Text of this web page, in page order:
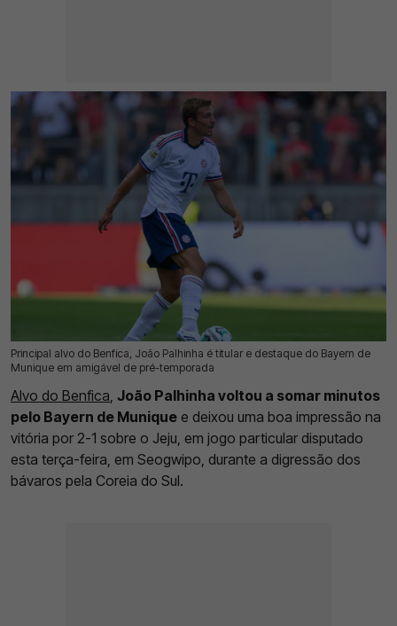
Principal alvo do Benfica, João Palhinha é titular e destaque do Bayern de
Munique em amigável de pré-temporada
04 Ago 2026 | 16:22 | 0
Alvo do Benfica, João Palhinha voltou a somar minutos
pelo Bayern de Munique e deixou uma boa impressão na
vitória por 2-1 sobre o Jeju, em jogo particular disputado
esta terça-feira, em Seogwipo, durante a digressão dos
bávaros pela Coreia do Sul.